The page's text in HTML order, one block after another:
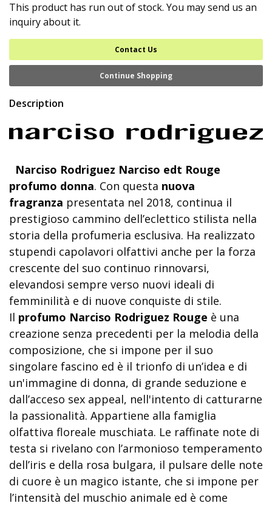
This product has run out of stock. You may send us an
inquiry about it.
Contact Us
Continue Shopping
Description
Narciso Rodriguez Narciso edt Rouge
profumo donna. Con questa nuova
fragranza presentata nel 2018, continua il
prestigioso cammino dell’eclettico stilista nella
storia della profumeria esclusiva. Ha realizzato
stupendi capolavori olfattivi anche per la forza
crescente del suo continuo rinnovarsi,
elevandosi sempre verso nuovi ideali di
femminilità e di nuove conquiste di stile.
Il profumo Narciso Rodriguez Rouge è una
creazione senza precedenti per la melodia della
composizione, che si impone per il suo
singolare fascino ed è il trionfo di un’idea e di
un'immagine di donna, di grande seduzione e
dall’acceso sex appeal, nell'intento di catturarne
la passionalità. Appartiene alla famiglia
olfattiva floreale muschiata. Le raffinate note di
testa si rivelano con l’armonioso temperamento
dell’iris e della rosa bulgara, il pulsare delle note
di cuore è un magico istante, che si impone per
l’intensità del muschio animale ed è come